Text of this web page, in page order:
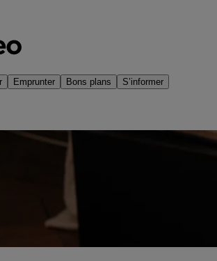
Emprunter Bons plans S’informer